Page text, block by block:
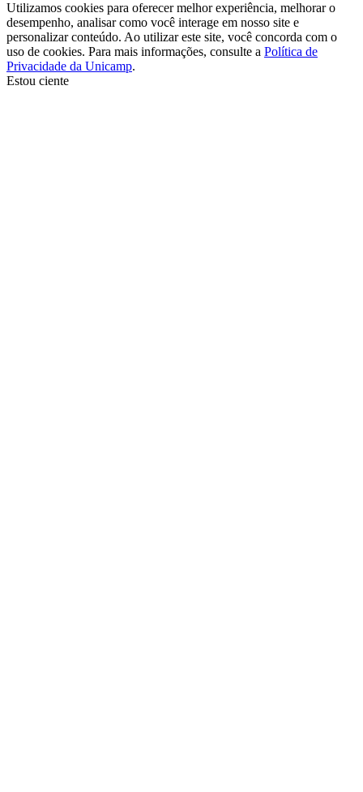
Utilizamos cookies para oferecer melhor experiência, melhorar o
desempenho, analisar como você interage em nosso site e
personalizar conteúdo. Ao utilizar este site, você concorda com o
uso de cookies. Para mais informações, consulte a Política de
Privacidade da Unicamp.
Estou ciente